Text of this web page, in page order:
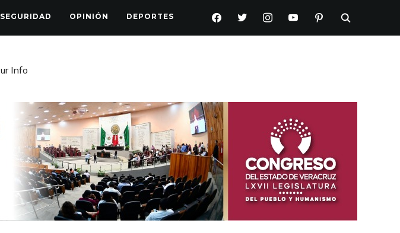
SEGURIDAD OPINIÓN DEPORTES FACEBOOKTWITTERINSTAGRAMYOUTUBEPINTEREST